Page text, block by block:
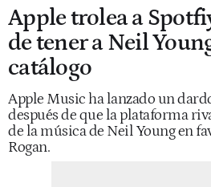
Apple trolea a
de tener a Neil
catálogo
Apple Music ha lanzado un
después de que la plataforma
de la música de Neil Young en
Rogan.